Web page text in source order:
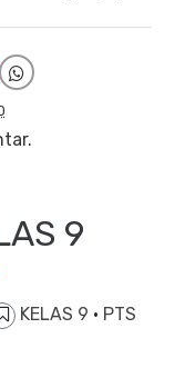
9
KELAS 9 · PTS